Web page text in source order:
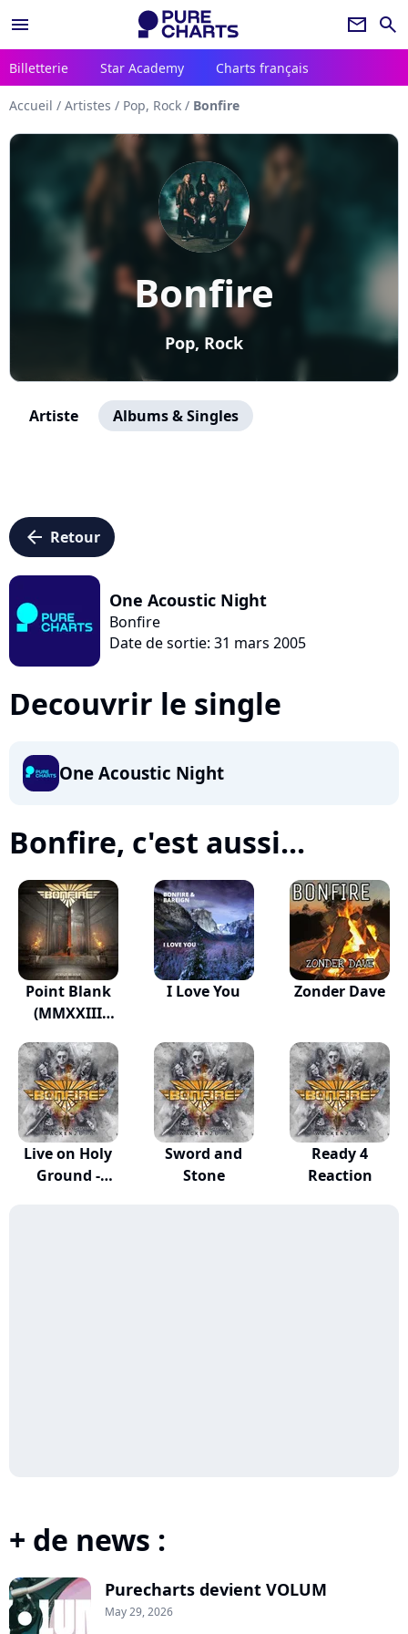
menu newsletter search
Billetterie Star Academy Charts français
Accueil / Artistes / Pop, Rock / Bonfire
Bonfire
Pop, Rock
Artiste Albums & Singles
arrow_left Retour
One Acoustic Night
Bonfire
Date de sortie: 31 mars 2005
Decouvrir le single
One Acoustic Night
Bonfire, c'est aussi...
Point Blank
(MMXXIII
I Love You Zonder Dave
Live on Holy
Ground -
Sword and
Stone
Ready 4
Reaction
+ de news :
Purecharts devient VOLUM
May 29, 2026